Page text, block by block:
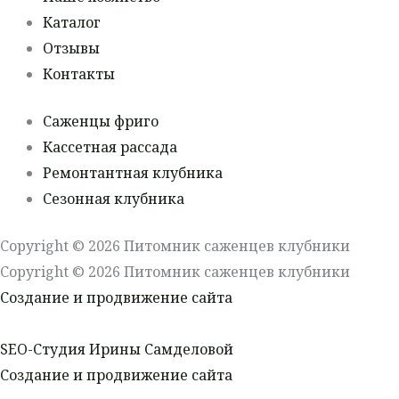
Каталог
Отзывы
Контакты
Саженцы фриго
Кассетная рассада
Ремонтантная клубника
Сезонная клубника
Copyright © 2026 Питомник саженцев клубники
Copyright © 2026 Питомник саженцев клубники
Создание и продвижение сайта
SEO-Студия Ирины Самделовой
Создание и продвижение сайта